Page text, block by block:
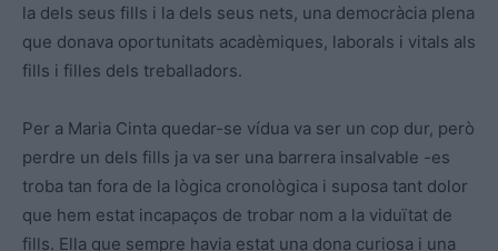
la dels seus fills i la dels seus nets, una democràcia plena
que donava oportunitats acadèmiques, laborals i vitals als
fills i filles dels treballadors.
Per a Maria Cinta quedar-se vídua va ser un cop dur, però
perdre un dels fills ja va ser una barrera insalvable -es
troba tan fora de la lògica cronològica i suposa tant dolor
que hem estat incapaços de trobar nom a la viduïtat de
fills. Ella que sempre havia estat una dona curiosa i una